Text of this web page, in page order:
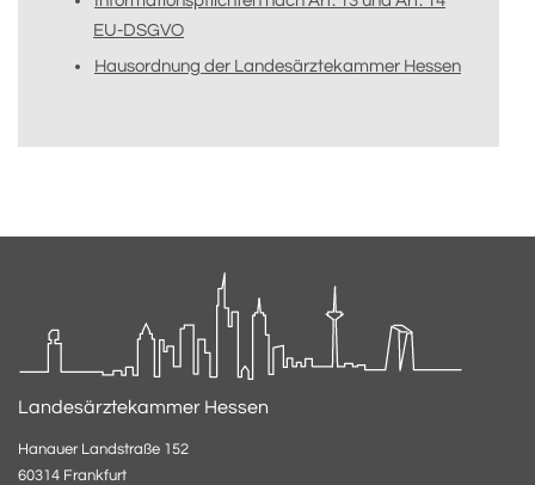
EU-DSGVO
Hausordnung der Landesärztekammer Hessen
Landesärztekammer Hessen
Hanauer Landstraße 152
60314 Frankfurt